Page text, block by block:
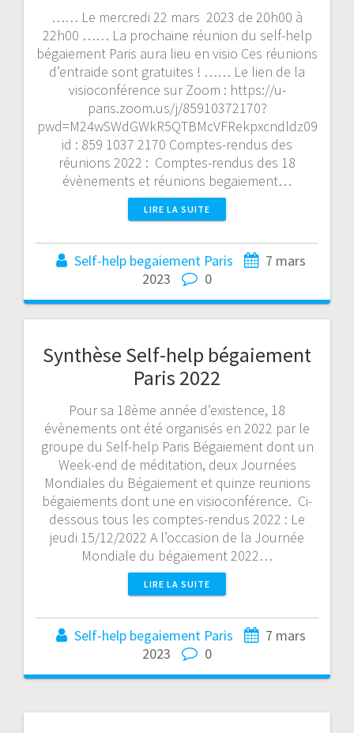
…… Le mercredi 22 mars 2023 de 20h00 à
22h00 …… La prochaine réunion du self-help
bégaiement Paris aura lieu en visio Ces réunions
d’entraide sont gratuites ! …… Le lien de la
visioconférence sur Zoom : https://u-
paris.zoom.us/j/85910372170?
pwd=M24wSWdGWkR5QTBMcVFRekpxcndldz09
id : 859 1037 2170 Comptes-rendus des
réunions 2022 : Comptes-rendus des 18
évènements et réunions begaiement…
LIRE LA SUITE
Self-help begaiement Paris
7 mars
2023
0
Synthèse Self-help bégaiement
Paris 2022
Pour sa 18ème année d’existence, 18
évènements ont été organisés en 2022 par le
groupe du Self-help Paris Bégaiement dont un
Week-end de méditation, deux Journées
Mondiales du Bégaiement et quinze reunions
bégaiements dont une en visioconférence. Ci-
dessous tous les comptes-rendus 2022 : Le
jeudi 15/12/2022 A l’occasion de la Journée
Mondiale du bégaiement 2022…
LIRE LA SUITE
Self-help begaiement Paris
7 mars
2023
0